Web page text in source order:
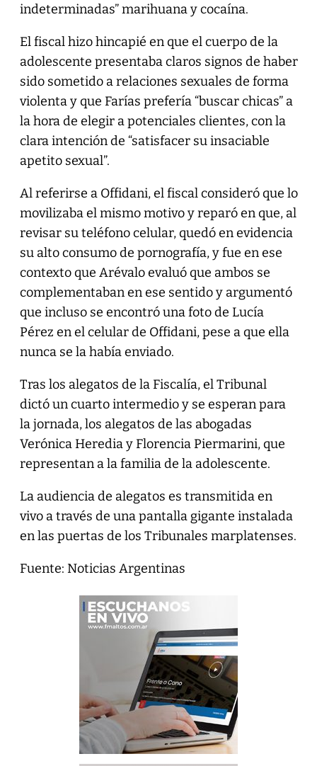
indeterminadas” marihuana y cocaína.
El fiscal hizo hincapié en que el cuerpo de la
adolescente presentaba claros signos de haber
sido sometido a relaciones sexuales de forma
violenta y que Farías prefería “buscar chicas” a
la hora de elegir a potenciales clientes, con la
clara intención de “satisfacer su insaciable
apetito sexual”.
Al referirse a Offidani, el fiscal consideró que lo
movilizaba el mismo motivo y reparó en que, al
revisar su teléfono celular, quedó en evidencia
su alto consumo de pornografía, y fue en ese
contexto que Arévalo evaluó que ambos se
complementaban en ese sentido y argumentó
que incluso se encontró una foto de Lucía
Pérez en el celular de Offidani, pese a que ella
nunca se la había enviado.
Tras los alegatos de la Fiscalía, el Tribunal
dictó un cuarto intermedio y se esperan para
la jornada, los alegatos de las abogadas
Verónica Heredia y Florencia Piermarini, que
representan a la familia de la adolescente.
La audiencia de alegatos es transmitida en
vivo a través de una pantalla gigante instalada
en las puertas de los Tribunales marplatenses.
Fuente: Noticias Argentinas